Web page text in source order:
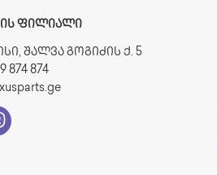
ᲤᲘᲚᲘᲐᲚᲘ
შალვა გოგიძის ქ. 5
874 874